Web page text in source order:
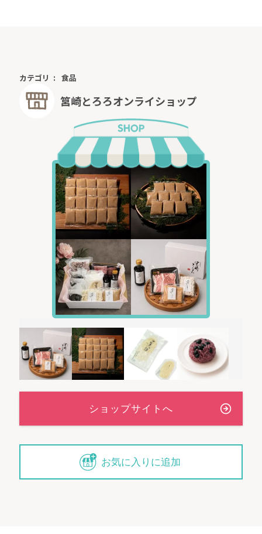
カテゴリ 食品
筥崎とろろオンライショップ
お気に入りに追加